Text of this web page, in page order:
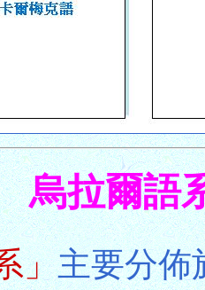
烏拉爾語
」主要分佈